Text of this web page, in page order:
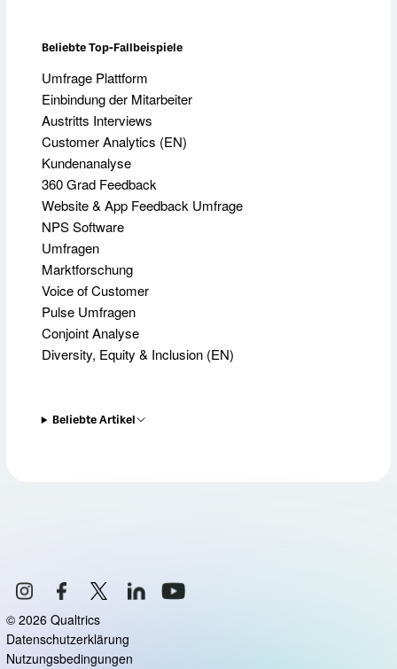
Beliebte Top-Fallbeispiele
Umfrage Plattform
Einbindung der Mitarbeiter
Austritts Interviews
Customer Analytics (EN)
Kundenanalyse
360 Grad Feedback
Website & App Feedback Umfrage
NPS Software
Umfragen
Marktforschung
Voice of Customer
Pulse Umfragen
Conjoint Analyse
Diversity, Equity & Inclusion (EN)
Beliebte Artikel
© 2026 Qualtrics
Datenschutzerklärung
Nutzungsbedingungen